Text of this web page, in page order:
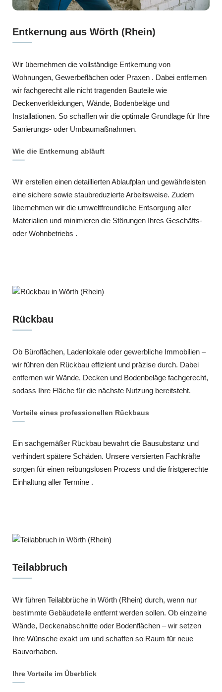
Entkernung aus Wörth (Rhein)
Wir übernehmen die vollständige Entkernung von
Wohnungen, Gewerbeflächen oder Praxen . Dabei entfernen
wir fachgerecht alle nicht tragenden Bauteile wie
Deckenverkleidungen, Wände, Bodenbeläge und
Installationen. So schaffen wir die optimale Grundlage für Ihre
Sanierungs- oder Umbaumaßnahmen.
Wie die Entkernung abläuft
Wir erstellen einen detaillierten Ablaufplan und gewährleisten
eine sichere sowie staubreduzierte Arbeitsweise. Zudem
übernehmen wir die umweltfreundliche Entsorgung aller
Materialien und minimieren die Störungen Ihres Geschäfts-
oder Wohnbetriebs .
Rückbau
Ob Büroflächen, Ladenlokale oder gewerbliche Immobilien –
wir führen den Rückbau effizient und präzise durch. Dabei
entfernen wir Wände, Decken und Bodenbeläge fachgerecht,
sodass Ihre Fläche für die nächste Nutzung bereitsteht.
Vorteile eines professionellen Rückbaus
Ein sachgemäßer Rückbau bewahrt die Bausubstanz und
verhindert spätere Schäden. Unsere versierten Fachkräfte
sorgen für einen reibungslosen Prozess und die fristgerechte
Einhaltung aller Termine .
Teilabbruch
Wir führen Teilabbrüche in Wörth (Rhein) durch, wenn nur
bestimmte Gebäudeteile entfernt werden sollen. Ob einzelne
Wände, Deckenabschnitte oder Bodenflächen – wir setzen
Ihre Wünsche exakt um und schaffen so Raum für neue
Bauvorhaben.
Ihre Vorteile im Überblick